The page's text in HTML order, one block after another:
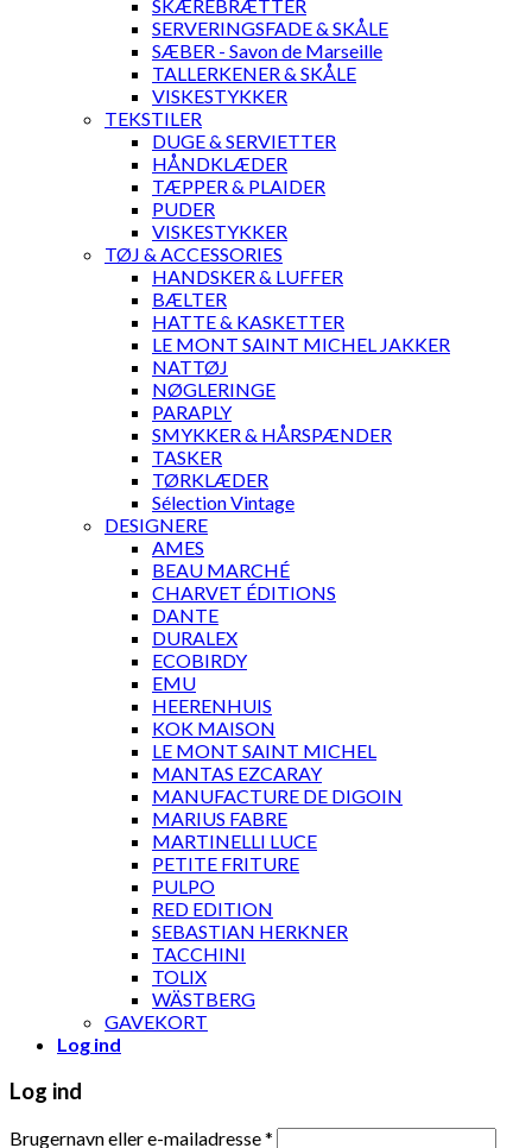
SKÆREBRÆTTER
SERVERINGSFADE & SKÅLE
SÆBER - Savon de Marseille
TALLERKENER & SKÅLE
VISKESTYKKER
TEKSTILER
DUGE & SERVIETTER
HÅNDKLÆDER
TÆPPER & PLAIDER
PUDER
VISKESTYKKER
TØJ & ACCESSORIES
HANDSKER & LUFFER
BÆLTER
HATTE & KASKETTER
LE MONT SAINT MICHEL JAKKER
NATTØJ
NØGLERINGE
PARAPLY
SMYKKER & HÅRSPÆNDER
TASKER
TØRKLÆDER
Sélection Vintage
DESIGNERE
AMES
BEAU MARCHÉ
CHARVET ÉDITIONS
DANTE
DURALEX
ECOBIRDY
EMU
HEERENHUIS
KOK MAISON
LE MONT SAINT MICHEL
MANTAS EZCARAY
MANUFACTURE DE DIGOIN
MARIUS FABRE
MARTINELLI LUCE
PETITE FRITURE
PULPO
RED EDITION
SEBASTIAN HERKNER
TACCHINI
TOLIX
WÄSTBERG
GAVEKORT
Log ind
Log ind
Brugernavn eller e-mailadresse*